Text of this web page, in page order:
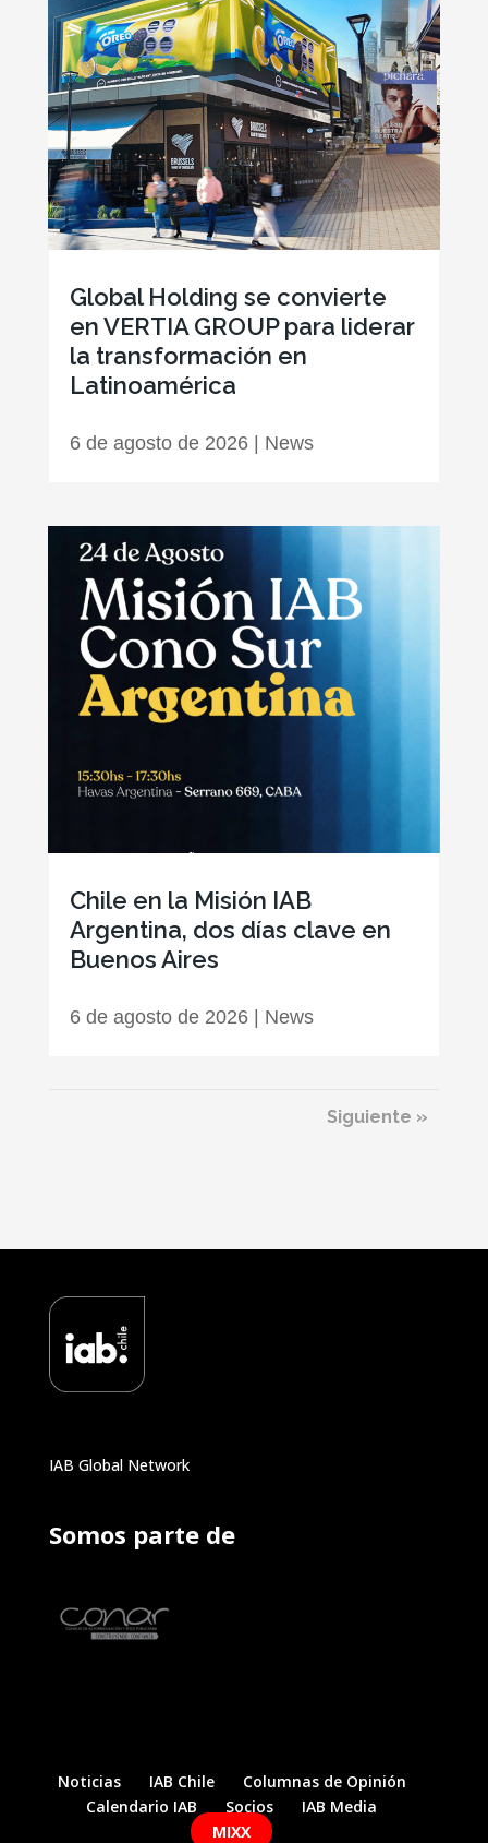
Global Holding se convierte
en VERTIA GROUP para liderar
la transformación en
Latinoamérica
6 de agosto de 2026| News
Chile en la Misión IAB
Argentina, dos días clave en
Buenos Aires
6 de agosto de 2026| News
Siguiente »
IAB Global Network
Somos parte de
Noticias IAB Chile
Columnas de Opinión
Calendario IAB
Socios
IAB Media
MIXX